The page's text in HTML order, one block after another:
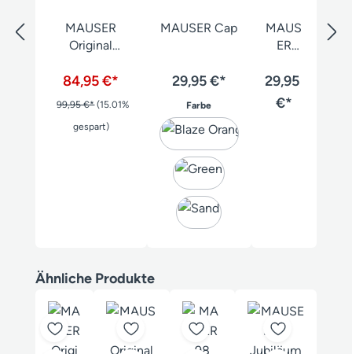
MAUSER
Original
84,95 €*
99,95 €* (15.01%
gespart)
MAUSER Cap
29,95 €*
Farbeauswählen
MAUS
ER
Cap
29,95
€*
Produktgalerie überspringen
Ähnliche Produkte